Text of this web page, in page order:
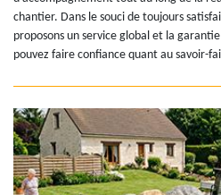
chantier. Dans le souci de toujours
proposons un service global et la
pouvez faire confiance quant au savoir-